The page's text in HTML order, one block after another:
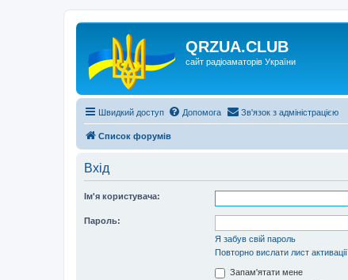
QRZUA.CLUB
сайт радіоаматорів України
Швидкий доступ Допомога Зв'язок з адміністрацією
Список форумів
Вхід
Ім'я користувача:
Пароль:
Я забув свій пароль
Повторно вислати лист активації
Запам'ятати мене